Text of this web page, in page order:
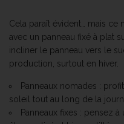
Cela paraît évident… mais ce
avec un panneau fixé à plat
incliner le panneau vers le
production, surtout en hiver.
Panneaux nomades :
soleil tout au long de la
Panneaux fixes : pensez